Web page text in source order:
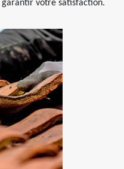
votre satisfaction.